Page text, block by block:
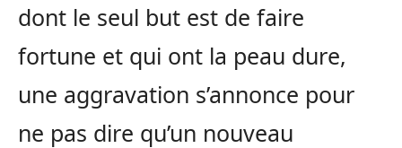
dont le seul but est de faire
fortune et qui ont la peau dure,
une aggravation s’annonce pour
ne pas dire qu’un nouveau